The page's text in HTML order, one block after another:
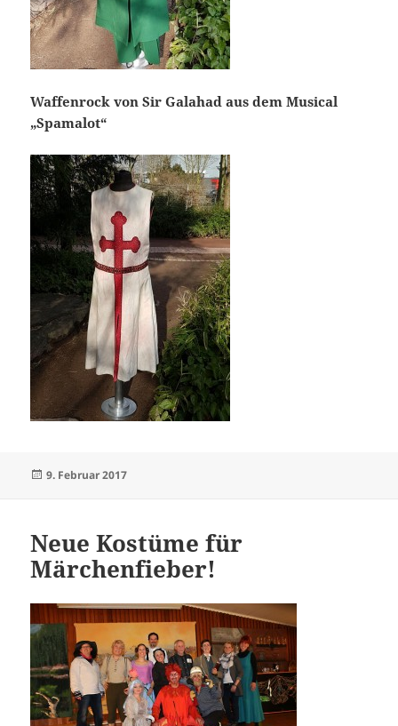
Waffenrock von Sir Galahad aus dem Musical
„Spamalot“
Veröffentlicht
9. Februar 2017
Neue Kostüme für
Märchenfieber!